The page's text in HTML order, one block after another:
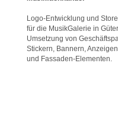
Logo-Entwicklung und
für die MusikGalerie in
Umsetzung von
Stickern, Bannern,
und Fassaden-Elementen.